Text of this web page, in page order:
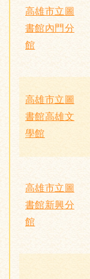
高雄市立圖
書館內門分
館
高雄市立圖
書館高雄文
學館
高雄市立圖
書館新興分
館